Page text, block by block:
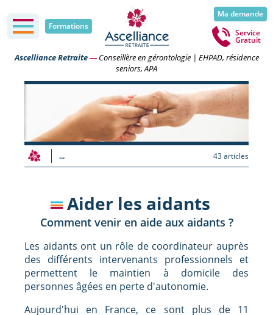
Formations
Ma demande
Service
Gratuit
Ascelliance Retraite—Conseillère en gérontologie | EHPAD, résidence
seniors, APA
... 43 articles
Aider les aidants
Comment venir en aide aux aidants ?
Les aidants ont un rôle de coordinateur auprès
des différents intervenants professionnels et
permettent le maintien à domicile des
personnes âgées en perte d'autonomie.
Aujourd'hui en France, ce sont plus de 11